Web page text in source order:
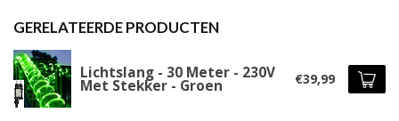
GERELATEERDE PRODUCTEN
Lichtslang - 30 Meter - 230V
Met Stekker - Groen €39,99